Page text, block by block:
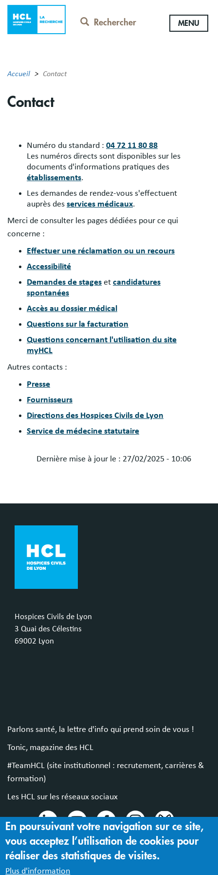
Aller
contenu
Rechercher MENU
Accueil Contact
Contact
​Numéro du standard : 04 72 11 80 88
Les numéros directs sont disponibles sur les
documents d'informations pratiques des
établissements.
Les demandes de rendez-vous s'effectuent
auprès des services médicaux.
Merci de consulter les pages dédiées pour ce qui
concerne :
Effectuer une réclamation ou un recours
Accessibilité
Demandes de stages et candidatures
spontanées
Accès au dossier médical
Questions sur la facturation
Questions concernant l'utilisation du site
myHCL
Autres contacts :
Presse
Fournisseurs
Directions des Hospices Civils de Lyon
Service de médecine statutaire
Dernière mise à jour le : 27/02/2025 - 10:06
Hospices Civils de Lyon
3 Quai des Célestins
69002 Lyon
Parlons santé, la lettre d'info qui prend soin de vous !
Tonic, magazine des HCL
#TeamHCL (site institutionnel : recrutement, carrières &
formation)
Les HCL sur les réseaux sociaux
Mentions légales |
Accessibilité : partiellement conforme
En poursuivant votre navigation sur ce site,
vous acceptez l’utilisation de cookies pour
réaliser des statistiques de visites.
Plus d'information